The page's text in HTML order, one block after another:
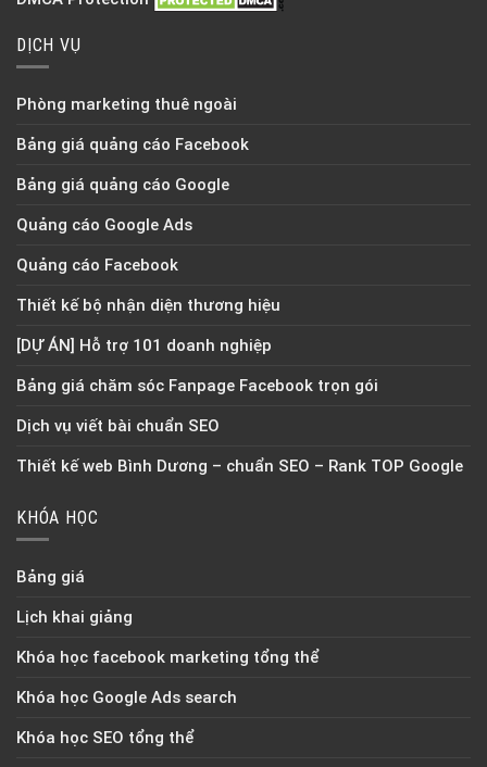
DỊCH VỤ
Phòng marketing thuê ngoài
Bảng giá quảng cáo Facebook
Bảng giá quảng cáo Google
Quảng cáo Google Ads
Quảng cáo Facebook
Thiết kế bộ nhận diện thương hiệu
[DỰ ÁN] Hỗ trợ 101 doanh nghiệp
Bảng giá chăm sóc Fanpage Facebook trọn gói
Dịch vụ viết bài chuẩn SEO
Thiết kế web Bình Dương – chuẩn SEO – Rank TOP Google
KHÓA HỌC
Bảng giá
Lịch khai giảng
Khóa học facebook marketing tổng thể
Khóa học Google Ads search
Khóa học SEO tổng thể